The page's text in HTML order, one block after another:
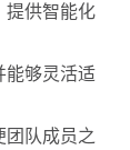
提供智能化
能够灵活适
团队成员之